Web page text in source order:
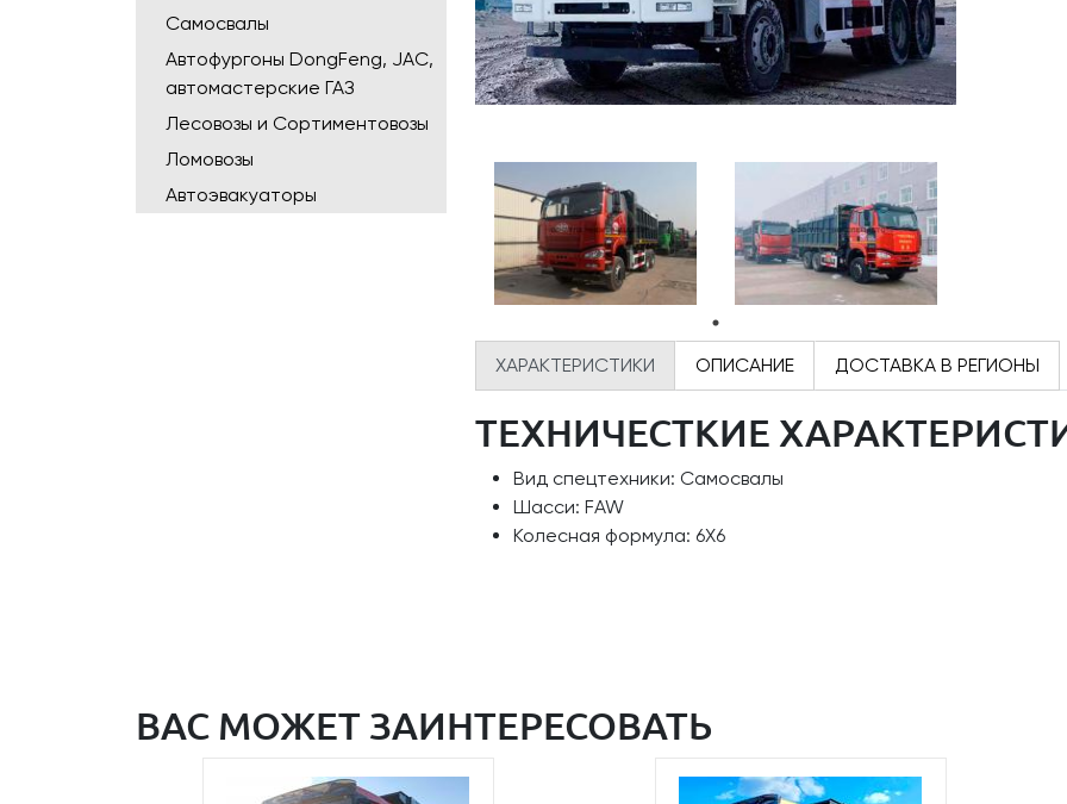
Самосвалы
Автофургоны DongFeng, JAC,
автомастерские ГАЗ
Лесовозы и Сортиментовозы
Ломовозы
Автоэвакуаторы
ХАРАКТЕРИСТИКИ ОПИСАНИЕ ДОСТАВКА В РЕГИОНЫ
ТЕХНИЧЕСТКИЕ
Вид спецтехники: Самосвалы
Шасси: FAW
Колесная формула: 6Х6
ВАС МОЖЕТ ЗАИНТЕРЕСОВАТЬ